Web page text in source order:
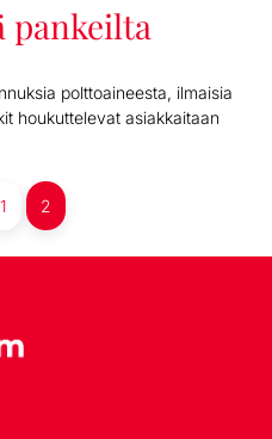
pankeilta
polttoaineesta, ilmaisia
houkuttelevat asiakkaitaan
1 2